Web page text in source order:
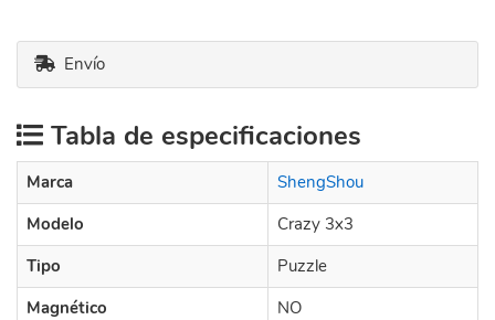
Envío
Tabla de especificaciones
Marca
ShengShou
Modelo
Crazy 3x3
Tipo
Puzzle
Magnético
NO